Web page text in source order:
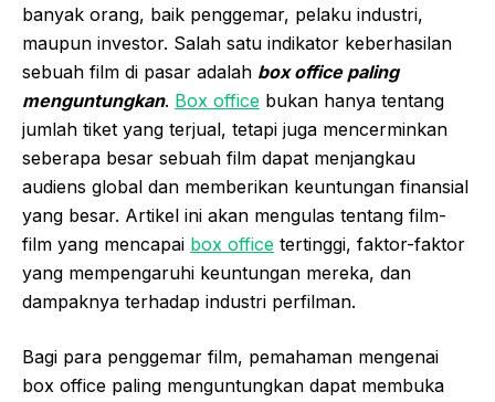
banyak orang, baik penggemar, pelaku industri,
maupun investor. Salah satu indikator keberhasilan
sebuah film di pasar adalah box office paling
menguntungkan. Box office bukan hanya tentang
jumlah tiket yang terjual, tetapi juga mencerminkan
seberapa besar sebuah film dapat menjangkau
audiens global dan memberikan keuntungan finansial
yang besar. Artikel ini akan mengulas tentang film-
film yang mencapai box office tertinggi, faktor-faktor
yang mempengaruhi keuntungan mereka, dan
dampaknya terhadap industri perfilman.
Bagi para penggemar film, pemahaman mengenai
box office paling menguntungkan dapat membuka